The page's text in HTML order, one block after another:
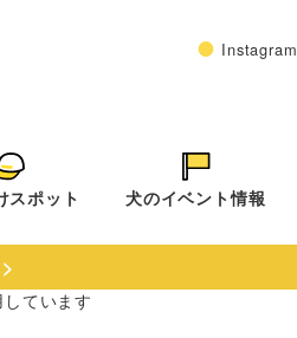
Instagram
スポット 犬のイベント情報
ています